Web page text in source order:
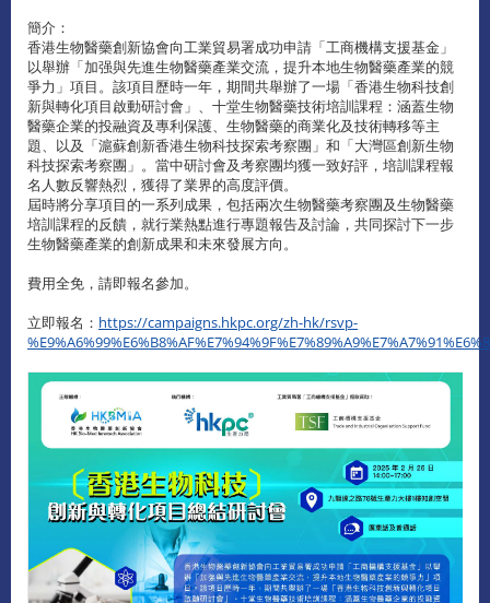
簡介：
香港生物醫藥創新協會向工業貿易署成功申請「工商機構支援基金」
以舉辦「加强與先進生物醫藥產業交流，提升本地生物醫藥產業的競
爭力」項目。該項目歷時一年，期間共舉辦了一場「香港生物科技創
新與轉化項目啟動研討會」、十堂生物醫藥技術培訓課程：涵蓋生物
醫藥企業的投融資及專利保護、生物醫藥的商業化及技術轉移等主
題、以及「滬蘇創新香港生物科技探索考察團」和「大灣區創新生物
科技探索考察團」。當中研討會及考察團均獲一致好評，培訓課程報
名人數反響熱烈，獲得了業界的高度評價。
屆時將分享項目的一系列成果，包括兩次生物醫藥考察團及生物醫藥
培訓課程的反饋，就行業熱點進行專題報告及討論，共同探討下一步
生物醫藥產業的創新成果和未來發展方向。
費用全免，請即報名參加。
立即報名： https://campaigns.hkpc.org/zh-hk/rsvp-